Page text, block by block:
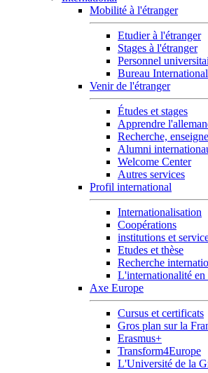
Mobilité à l'étranger
Etudier à l'étranger
Stages à l'étranger
Personnel
Bureau International
Venir de l'étranger
Études et stages
Apprendre
Recherche,
Alumni
Welcome Center
Autres services
Profil international
Internationalisation
Coopérations
institutions et
Etudes et thèse
Recherche
L'internationalité en
Axe Europe
Cursus et certificats
Gros plan sur la
Erasmus+
Transform4Europe
L'Université de la